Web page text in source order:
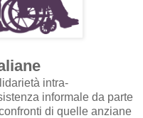
intra-
informale da parte
di quelle anziane